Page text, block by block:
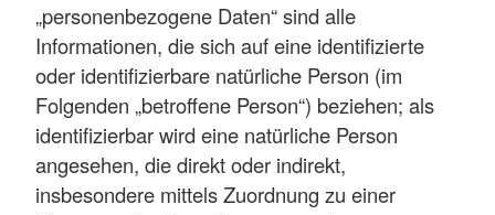
„personenbezogene Daten“ sind alle
Informationen, die sich auf eine identifizierte
oder identifizierbare natürliche Person (im
Folgenden „betroffene Person“) beziehen; als
identifizierbar wird eine natürliche Person
angesehen, die direkt oder indirekt,
insbesondere mittels Zuordnung zu einer